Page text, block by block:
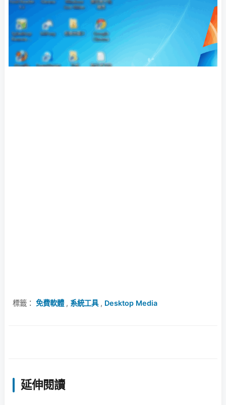
標籤： 免費軟體, 系統工具, Desktop Media
延伸閱讀